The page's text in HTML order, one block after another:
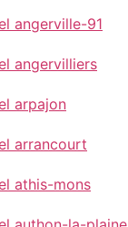
angerville-91
angervilliers
arpajon
arrancourt
athis-mons